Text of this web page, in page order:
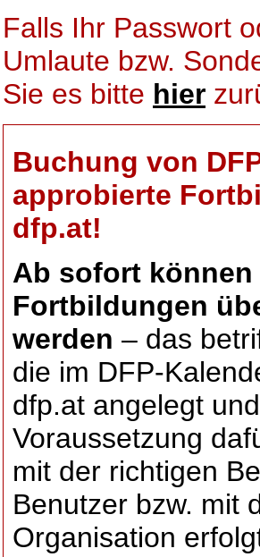
Falls Ihr Passwort
Umlaute bzw.
Sie es bitte hier
Buchung von
approbierte
dfp.at!
Ab sofort können
Fortbildungen
werden – das
die im DFP-
dfp.at angelegt
Voraussetzung
mit der richtigen
Benutzer bzw. mit
Organisation